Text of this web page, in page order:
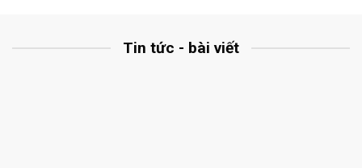
Tin tức - bài viết